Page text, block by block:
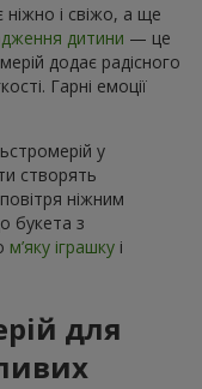
ніжно і свіжо, а ще
дитини — це
додає радісного
Гарні емоції
у
створять
ніжним
букета з
м’яку іграшку і
для